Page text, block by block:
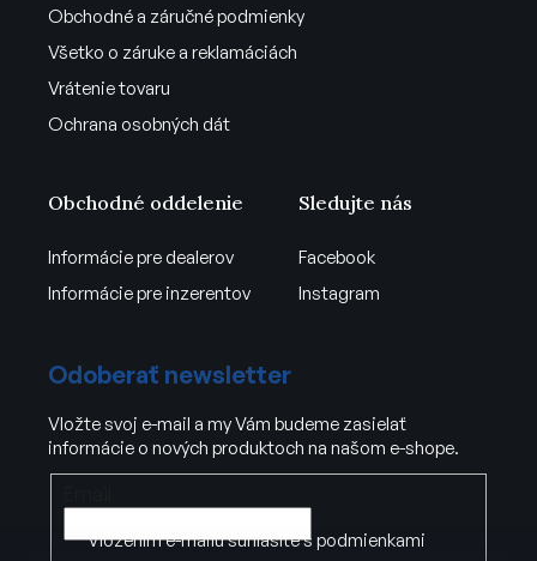
Obchodné a záručné podmienky
Všetko o záruke a reklamáciách
Vrátenie tovaru
Ochrana osobných dát
Obchodné oddelenie
Informácie pre dealerov
Informácie pre inzerentov
Sledujte nás
Facebook
Instagram
Odoberať newsletter
Vložte svoj e-mail a my Vám budeme zasielať
informácie o nových produktoch na našom e-shope.
Vložením e-mailu súhlasíte s podmienkami